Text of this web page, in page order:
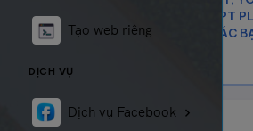
Tạo web riêng
DỊCH VỤ
Dịch vụ Facebook
PREMIUM , KEY VPN, CHAT GPT
GEMINI...KHOKEYVN.COM
CÁC
KHẢO NHÉ
Tìm nhanh dịch vụ